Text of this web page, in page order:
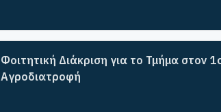
Φοιτητική Διάκριση για το Τμήμα στον
Αγροδιατροφή